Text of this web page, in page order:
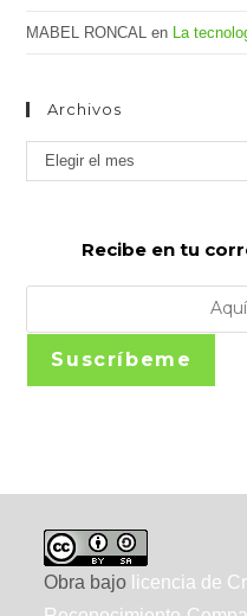
MABEL RONCAL en La
Archivos
Archivos
Elegir el mes
Recibe en tu
Suscríbeme
Obra bajo licencia de